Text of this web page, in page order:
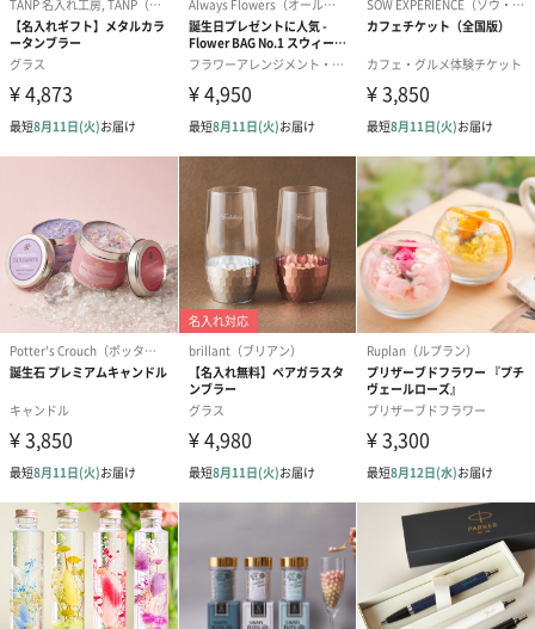
わり）（1,880円）
ブーケ（ホワイトグリ
ーン）（1,650円）
ブーケ（ピン
（1,650円）
ドライフラワー・プリザーブドフラワー
自然のお花で作ったドライフラワー・プリザーブドフラワーを同
一部花材が写真と異なる場合がございます。予めご了承くださ
い。パッケージに入れてお届けします。